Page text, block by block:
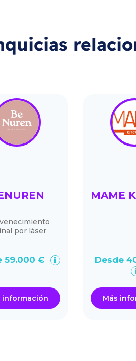
por láser
59.000 €
información
MAME
Desde
Más